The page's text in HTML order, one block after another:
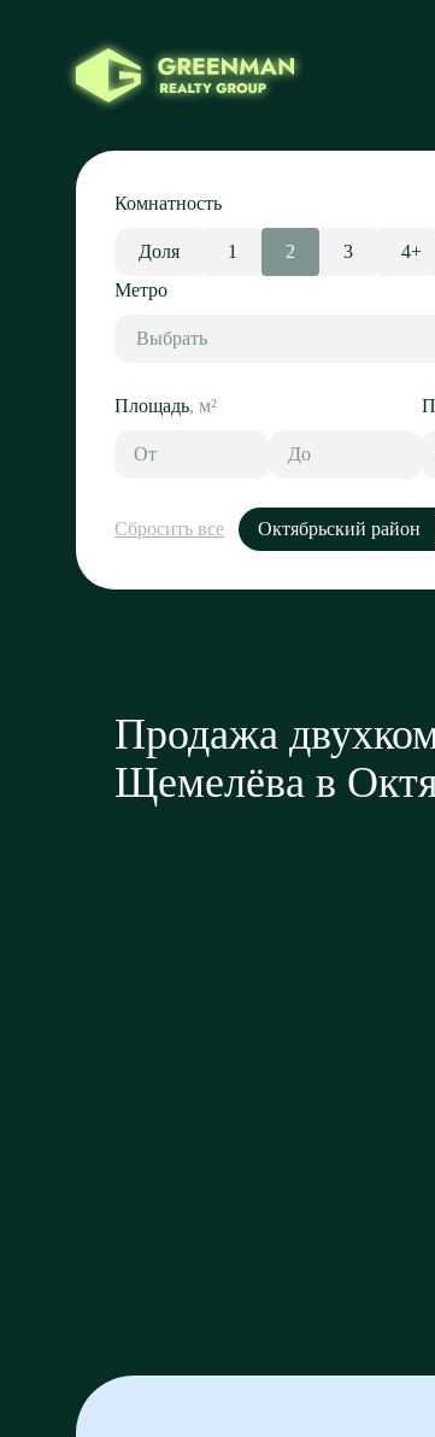
Комнатность
Доля 1 2 3 4+
Метро
Выбрать
Площадь,м²
Сбросить все Октябрьский район
Продажа
Щемелёва в